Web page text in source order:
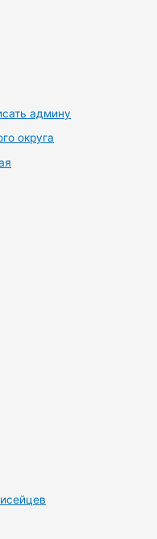
админу
округа